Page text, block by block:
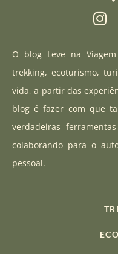
I
n
t
a
g
a
m
O blog Leve na
trekking, ecoturismo,
vida, a partir das
blog é fazer com que
verdadeiras
colaborando para o
pessoal.